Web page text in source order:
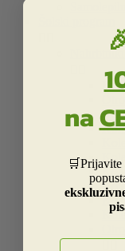
na
🛒Prijavite
E-naslov